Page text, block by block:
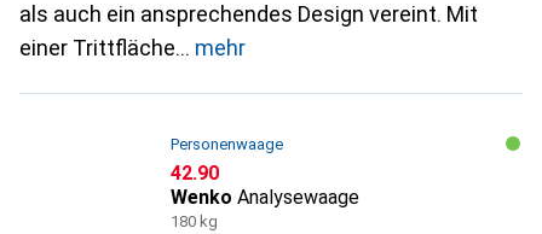
als auch ein ansprechendes Design vereint. Mit
einer Trittfläche
mehr
Personenwaage
CHF
42.90
Wenko Analysewaage
180 kg